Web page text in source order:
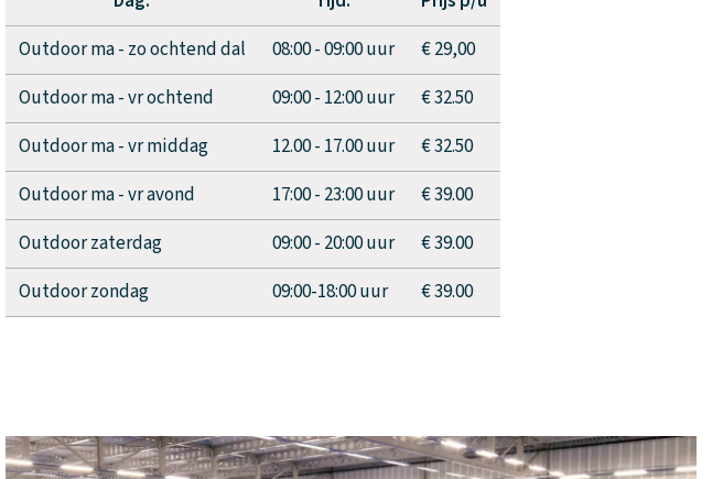
Outdoor ma - zo ochtend dal
08:00 - 09:00 uur
€ 29,00
Outdoor ma - vr ochtend
09:00 - 12:00 uur
€ 32.50
Outdoor ma - vr middag
12.00 - 17.00 uur
€ 32.50
Outdoor ma - vr avond
17:00 - 23:00 uur
€ 39.00
Outdoor zaterdag
09:00 - 20:00 uur
€ 39.00
Outdoor zondag
09:00-18:00 uur € 39.00